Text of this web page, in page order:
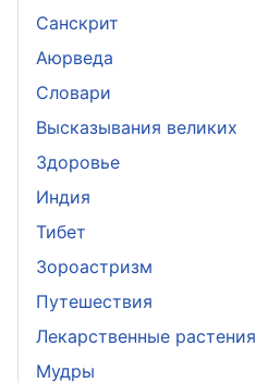
Санскрит
Аюрведа
Словари
Высказывания великих
Здоровье
Индия
Тибет
Зороастризм
Путешествия
Лекарственные растения
Мудры